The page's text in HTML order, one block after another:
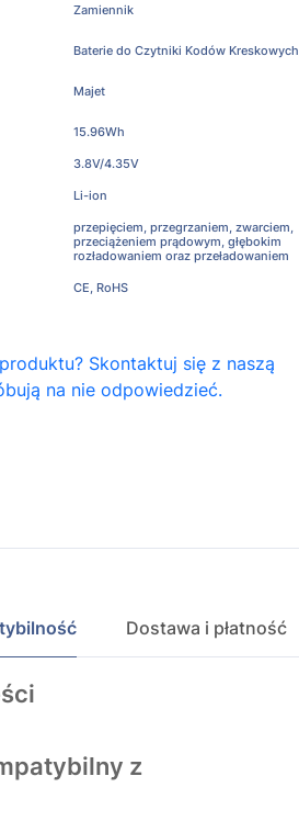
Zamiennik
Baterie do Czytniki Kodów Kreskowych
Majet
15.96Wh
3.8V/4.35V
Li-ion
przepięciem, przegrzaniem, zwarciem,
przeciążeniem prądowym, głębokim
rozładowaniem oraz przeładowaniem
CE, RoHS
Skontaktuj się z naszą
na nie odpowiedzieć.
Dostawa i płatność
z